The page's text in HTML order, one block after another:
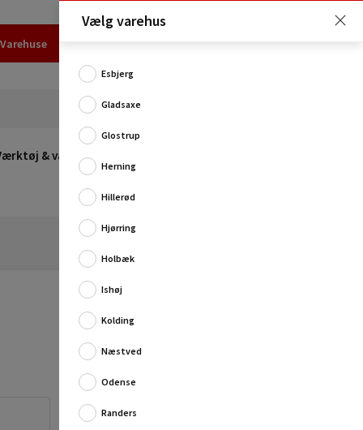
Varehuse
& værksted
Vælg varehus
Esbjerg
Gladsaxe
Glostrup
Herning
Hillerød
Hjørring
Holbæk
Ishøj
Kolding
Næstved
Odense
Randers